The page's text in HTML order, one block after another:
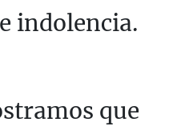
indolencia.
que